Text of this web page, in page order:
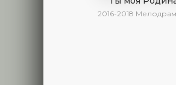
2016-2018 Мелодрама | Исторический | Военный |